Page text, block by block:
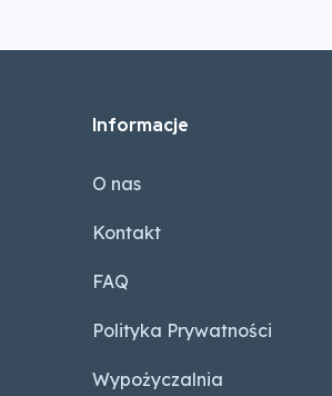
Informacje
O nas
Kontakt
FAQ
Polityka Prywatności
Wypożyczalnia